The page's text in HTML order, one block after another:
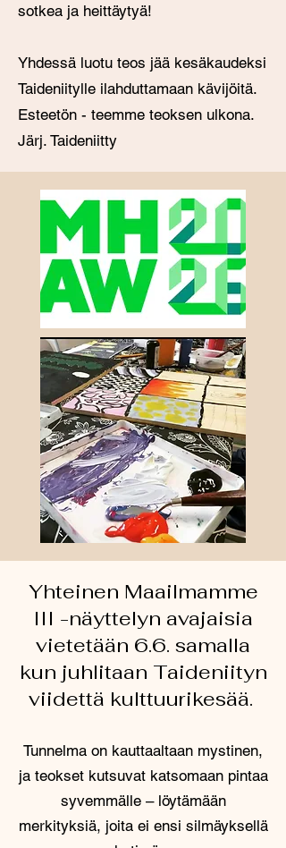
sotkea ja heittäytyä!
Yhdessä luotu teos jää kesäkaudeksi
Taideniitylle ilahduttamaan kävijöitä.
Esteetön - teemme teoksen ulkona.
Järj. Taideniitty
Yhteinen Maailmamme
III -näyttelyn avajaisia
vietetään 6.6. samalla
kun juhlitaan Taideniityn
viidettä kulttuurikesää.
Tunnelma on kauttaaltaan mystinen,
ja teokset kutsuvat katsomaan pintaa
syvemmälle – löytämään
merkityksiä, joita ei ensi silmäyksellä